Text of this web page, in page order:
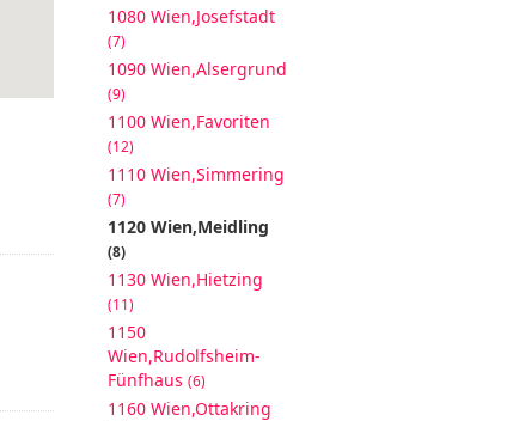
1080 Wien,Josefstadt
(7)
1090 Wien,Alsergrund
(9)
1100 Wien,Favoriten
(12)
1110 Wien,Simmering
(7)
1120 Wien,Meidling
(8)
1130 Wien,Hietzing
(11)
1150
Wien,Rudolfsheim-
Fünfhaus (6)
1160 Wien,Ottakring